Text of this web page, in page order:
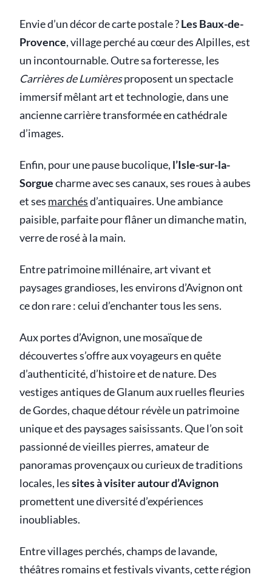
Envie d’un décor de carte postale ?Les Baux-de-
Provence, village perché au cœur des Alpilles, est
un incontournable. Outre sa forteresse, les
Carrières de Lumièresproposent un spectacle
immersif mêlant art et technologie, dans une
ancienne carrière transformée en cathédrale
d’images.
Enfin, pour une pause bucolique, l’Isle-sur-la-
Sorguecharme avec ses canaux, ses roues à aubes
et ses marchésd’antiquaires. Une ambiance
paisible, parfaite pour flâner un dimanche matin,
verre de rosé à la main.
Entre patrimoine millénaire, art vivant et
paysages grandioses, les environs d’Avignon ont
ce don rare : celui d’enchanter tous les sens.
Aux portes d’Avignon, une mosaïque de
découvertes s’offre aux voyageurs en quête
d’authenticité, d’histoire et de nature. Des
vestiges antiques de Glanum aux ruelles fleuries
de Gordes, chaque détour révèle un patrimoine
unique et des paysages saisissants. Que l’on soit
passionné de vieilles pierres, amateur de
panoramas provençaux ou curieux de traditions
locales, lessites à visiter autour d’Avignon
promettent une diversité d’expériences
inoubliables.
Entre villages perchés, champs de lavande,
théâtres romains et festivals vivants, cette région